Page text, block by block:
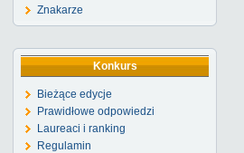
Znakarze
Konkurs
Bieżące edycje
Prawidłowe odpowiedzi
Laureaci i ranking
Regulamin